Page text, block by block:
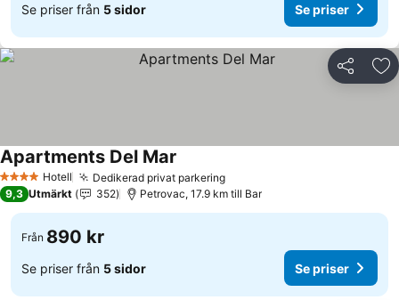
Se priser från 5 sidor Se priser
Dela
4 StjärnorHotell Dedikerad privat parkering
Apartments Del Mar
9,3 Utmärkt 352 Petrovac, 17.9 km till Bar
Från 890 kr
Se priser från 5 sidor Se priser